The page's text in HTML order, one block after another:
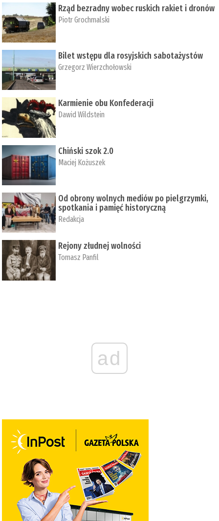
Rząd bezradny wobec ruskich rakiet i dronów
Piotr Grochmalski
Bilet wstępu dla rosyjskich sabotażystów
Grzegorz Wierzchołowski
Karmienie obu Konfederacji
Dawid Wildstein
Chiński szok 2.0
Maciej Kożuszek
Od obrony wolnych mediów po pielgrzymki,
spotkania i pamięć historyczną
Redakcja
Rejony złudnej wolności
Tomasz Panfil
ad